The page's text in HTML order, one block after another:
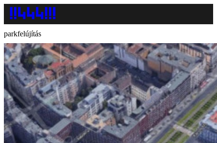
parkfelújítás